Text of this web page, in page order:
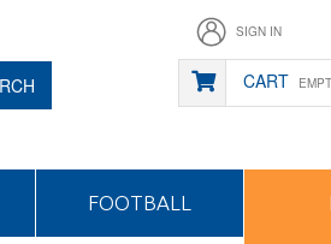
SIGN IN
CART
FOOTBALL